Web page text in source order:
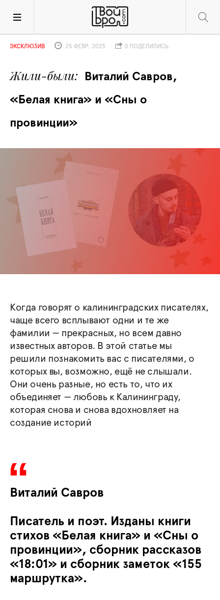
Жили-были
Виталий Савров,
«Белая книга» и «Сны о
провинции»
ЭКСКЛЮЗИВ 25 ФЕВР. 2025 0 ПОДЕЛИЛИСЬ
Когда говорят о калининградских писателях,
чаще всего всплывают одни и те же
фамилии — прекрасных, но всем давно
известных авторов. В этой статье мы
решили познакомить вас с писателями, о
которых вы, возможно, ещё не слышали.
Они очень разные, но есть то, что их
объединяет — любовь к Калининграду,
которая снова и снова вдохновляет на
создание историй
Виталий Савров
Писатель и поэт. Изданы книги
стихов «Белая книга» и «Сны о
провинции», сборник рассказов
«18:01» и сборник заметок «155
маршрутка».